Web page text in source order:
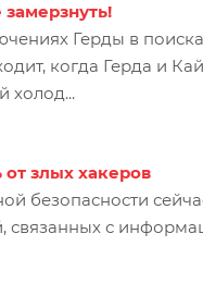
Герды в
когда Герда и
холод...
злых хакеров
безопасности
связанных с